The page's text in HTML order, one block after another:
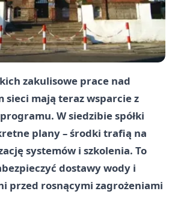
zakulisowe prace nad
sieci mają teraz wsparcie z
W siedzibie spółki
plany – środki trafią na
systemów i szkolenia. To
dostawy wody i
przed rosnącymi zagrożeniami